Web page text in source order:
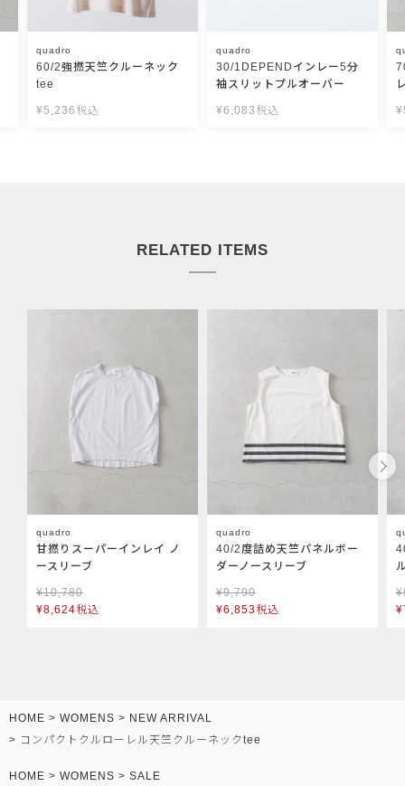
quadro
60/2強撚天竺クルーネック
tee
¥5,236 税込
quadro
30/1DEPENDインレー5分
袖スリットプルオーバー
¥6,083 税込 ¥
RELATED ITEMS
quadro
甘撚りスーパーインレイ ノ
ースリーブ
¥10,780
¥8,624税込
quadro
40/2度詰め天竺パネルボー
ダーノースリーブ
¥9,790
¥6,853税込
¥
¥
HOME WOMENS
NEW ARRIVAL
コンパクトクルローレル天竺クルーネックtee
HOME WOMENS SALE